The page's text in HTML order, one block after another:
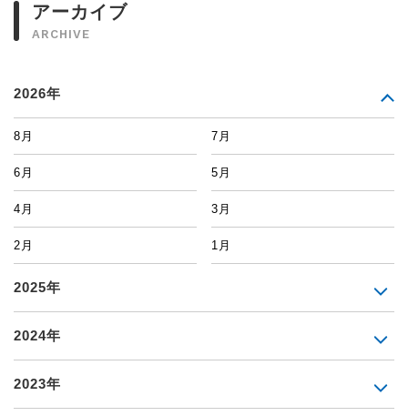
アーカイブ
ARCHIVE
2026年
8月 7月
6月 5月
4月 3月
2月 1月
2025年
2024年
2023年